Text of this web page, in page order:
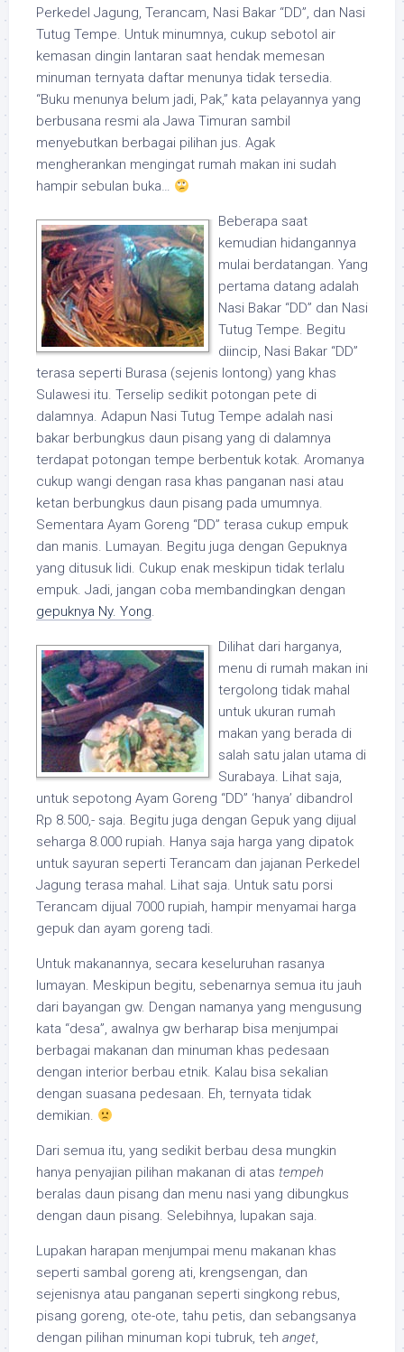
Perkedel Jagung, Terancam, Nasi Bakar “DD”, dan Nasi
Tutug Tempe. Untuk minumnya, cukup sebotol air
kemasan dingin lantaran saat hendak memesan
minuman ternyata daftar menunya tidak tersedia.
“Buku menunya belum jadi, Pak,” kata pelayannya yang
berbusana resmi ala Jawa Timuran sambil
menyebutkan berbagai pilihan jus. Agak
mengherankan mengingat rumah makan ini sudah
hampir sebulan buka…
Beberapa saat
kemudian hidangannya
mulai berdatangan. Yang
pertama datang adalah
Nasi Bakar “DD” dan Nasi
Tutug Tempe. Begitu
diincip, Nasi Bakar “DD”
terasa seperti Burasa (sejenis lontong) yang khas
Sulawesi itu. Terselip sedikit potongan pete di
dalamnya. Adapun Nasi Tutug Tempe adalah nasi
bakar berbungkus daun pisang yang di dalamnya
terdapat potongan tempe berbentuk kotak. Aromanya
cukup wangi dengan rasa khas panganan nasi atau
ketan berbungkus daun pisang pada umumnya.
Sementara Ayam Goreng “DD” terasa cukup empuk
dan manis. Lumayan. Begitu juga dengan Gepuknya
yang ditusuk lidi. Cukup enak meskipun tidak terlalu
empuk. Jadi, jangan coba membandingkan dengan
gepuknya Ny. Yong.
Dilihat dari harganya,
menu di rumah makan ini
tergolong tidak mahal
untuk ukuran rumah
makan yang berada di
salah satu jalan utama di
Surabaya. Lihat saja,
untuk sepotong Ayam Goreng “DD” ‘hanya’ dibandrol
Rp 8.500,- saja. Begitu juga dengan Gepuk yang dijual
seharga 8.000 rupiah. Hanya saja harga yang dipatok
untuk sayuran seperti Terancam dan jajanan Perkedel
Jagung terasa mahal. Lihat saja. Untuk satu porsi
Terancam dijual 7000 rupiah, hampir menyamai harga
gepuk dan ayam goreng tadi.
Untuk makanannya, secara keseluruhan rasanya
lumayan. Meskipun begitu, sebenarnya semua itu jauh
dari bayangan gw. Dengan namanya yang mengusung
kata “desa”, awalnya gw berharap bisa menjumpai
berbagai makanan dan minuman khas pedesaan
dengan interior berbau etnik. Kalau bisa sekalian
dengan suasana pedesaan. Eh, ternyata tidak
demikian.
Dari semua itu, yang sedikit berbau desa mungkin
hanya penyajian pilihan makanan di atas tempeh
beralas daun pisang dan menu nasi yang dibungkus
dengan daun pisang. Selebihnya, lupakan saja.
Lupakan harapan menjumpai menu makanan khas
seperti sambal goreng ati, krengsengan, dan
sejenisnya atau panganan seperti singkong rebus,
pisang goreng, ote-ote, tahu petis, dan sebangsanya
dengan pilihan minuman kopi tubruk, teh anget,